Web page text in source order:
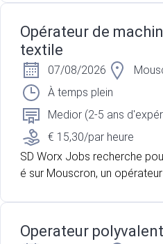
ous pouvez suivre un
qu'à sa transformation ?
s, acteur majeur du secteur
situé à Baudour, nous
production pour renforcer
la réception et de la
cuperez une fonction
ualité, conduite
production et gestion des flux.
Opérateur de
textile
07/08/2026
À temps plein
Medior (2-5 ans
€ 15,30/par heure
SD Worx Jobs recherche
é sur Mouscron, un
Operateur polyvalent